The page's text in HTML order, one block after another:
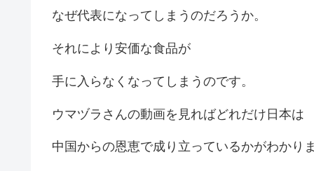
なぜ代表になってしまうのだろうか。
それにより安価な食品が
手に入らなくなってしまうのです。
ウマヅラさんの動画を見ればどれだけ日本は
中国からの恩恵で成り立っているかがわかり